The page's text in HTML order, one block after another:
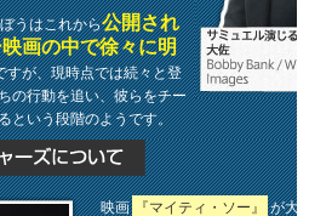
うはこれから公開され
画の中で徐々に明
すが、現時点では続々と登
の行動を追い、彼らをチー
という段階のようです。
映画 『マイティ・ソー』 が大